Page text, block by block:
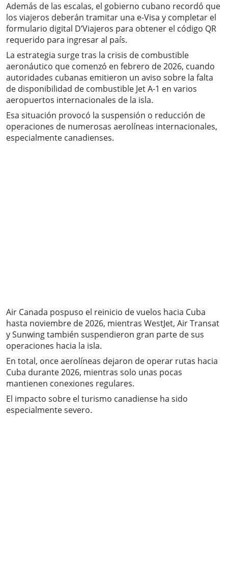
Además de las escalas, el gobierno cubano recordó que
los viajeros deberán tramitar una e-Visa y completar el
formulario digital D’Viajeros para obtener el código QR
requerido para ingresar al país.
La estrategia surge tras la crisis de combustible
aeronáutico que comenzó en febrero de 2026, cuando
autoridades cubanas emitieron un aviso sobre la falta
de disponibilidad de combustible Jet A-1 en varios
aeropuertos internacionales de la isla.
Esa situación provocó la suspensión o reducción de
operaciones de numerosas aerolíneas internacionales,
especialmente canadienses.
Air Canada pospuso el reinicio de vuelos hacia Cuba
hasta noviembre de 2026, mientras WestJet, Air Transat
y Sunwing también suspendieron gran parte de sus
operaciones hacia la isla.
En total, once aerolíneas dejaron de operar rutas hacia
Cuba durante 2026, mientras solo unas pocas
mantienen conexiones regulares.
El impacto sobre el turismo canadiense ha sido
especialmente severo.